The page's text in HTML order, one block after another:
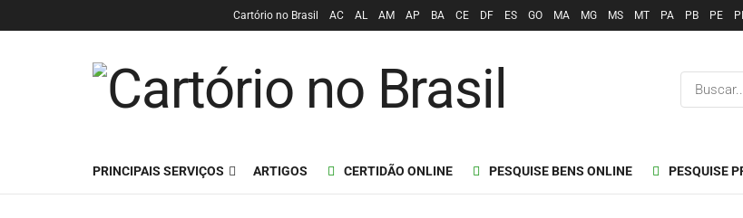
Cartório no Brasil AC AL AM AP BA CE DF ES GO MA MG MS MT PA PB PE PI
PRINCIPAIS SERVIÇOS ARTIGOS CERTIDÃO ONLINE PESQUISE BENS ONLINE PESQUISE